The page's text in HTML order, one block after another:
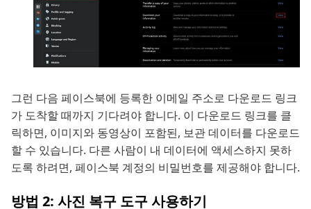
그런 다음 페이스북에 등록한 이메일 주소로 다운로드 링크
가 도착할 때까지 기다려야 합니다. 이 다운로드 링크를 클
릭하면, 이미지와 동영상이 포함된, 보관 데이터를 다운로드
할 수 있습니다. 다른 사람이 내 데이터에 액세스하지 못하
도록 하려면, 페이스북 계정의 비밀번호를 제공해야 합니다.
방법 2: 사진 복구 도구 사용하기